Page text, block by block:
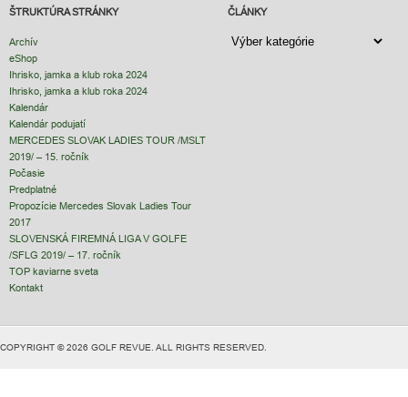
ŠTRUKTÚRA STRÁNKY
Archív
eShop
Ihrisko, jamka a klub roka 2024
Ihrisko, jamka a klub roka 2024
Kalendár
Kalendár podujatí
MERCEDES SLOVAK LADIES TOUR /MSLT
2019/ – 15. ročník
Počasie
Predplatné
Propozície Mercedes Slovak Ladies Tour
2017
SLOVENSKÁ FIREMNÁ LIGA V GOLFE
/SFLG 2019/ – 17. ročník
TOP kaviarne sveta
Kontakt
ČLÁNKY
ČLÁNKY
COPYRIGHT © 2026 GOLF REVUE. ALL RIGHTS RESERVED.